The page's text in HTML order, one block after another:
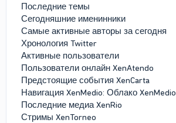
Последние темы
Сегодняшние именинники
Самые активные авторы за сегодня
Хронология Twitter
Активные пользователи
Пользователи онлайн XenAtendo
Предстоящие события XenCarta
Навигация XenMedio: Облако XenMedio
Последние медиа XenRio
Стримы XenTorneo